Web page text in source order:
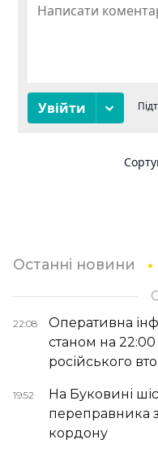
Останні новини
22:08
Оперативна
станом на
російського
19:52
На Буковині
переправника
кордону